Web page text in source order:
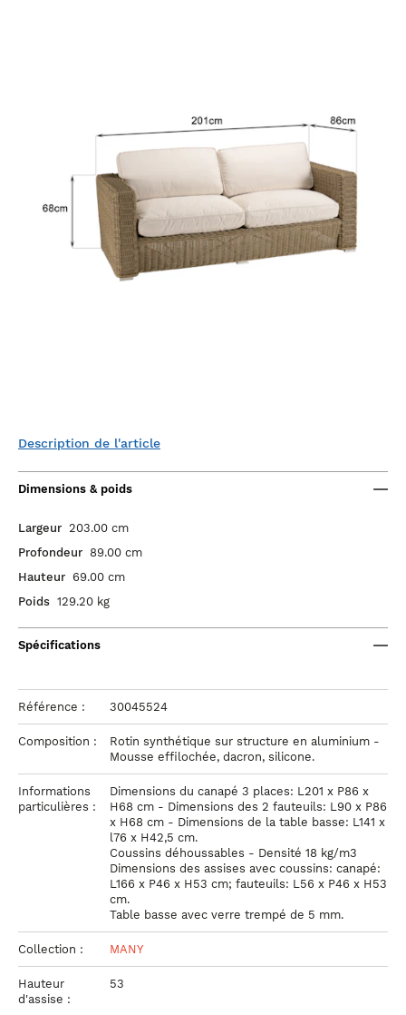
Description de l'article
Dimensions & poids
Largeur 203.00 cm
Profondeur 89.00 cm
Hauteur 69.00 cm
Poids 129.20 kg
Spécifications
Référence : 30045524
Composition :
Rotin synthétique sur structure en aluminium -
Mousse effilochée, dacron, silicone.
Informations
particulières :
Dimensions du canapé 3 places: L201 x P86 x
H68 cm - Dimensions des 2 fauteuils: L90 x P86
x H68 cm - Dimensions de la table basse: L141 x
l76 x H42,5 cm.
Coussins déhoussables - Densité 18 kg/m3
Dimensions des assises avec coussins: canapé:
L166 x P46 x H53 cm; fauteuils: L56 x P46 x H53
cm.
Table basse avec verre trempé de 5 mm.
Collection : MANY
Hauteur
d'assise :
53